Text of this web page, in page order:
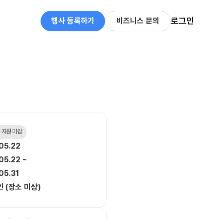
행사 등록하기 비즈니스 문의 로그인
지원 마감
~
(장소 미상)